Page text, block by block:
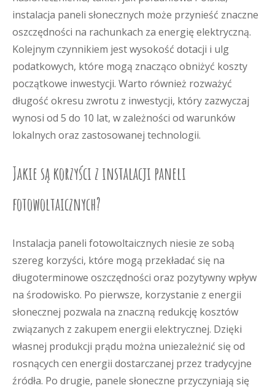
instalacja paneli słonecznych może przynieść znaczne
oszczędności na rachunkach za energię elektryczną.
Kolejnym czynnikiem jest wysokość dotacji i ulg
podatkowych, które mogą znacząco obniżyć koszty
początkowe inwestycji. Warto również rozważyć
długość okresu zwrotu z inwestycji, który zazwyczaj
wynosi od 5 do 10 lat, w zależności od warunków
lokalnych oraz zastosowanej technologii.
Jakie są korzyści z instalacji paneli
fotowoltaicznych?
Instalacja paneli fotowoltaicznych niesie ze sobą
szereg korzyści, które mogą przekładać się na
długoterminowe oszczędności oraz pozytywny wpływ
na środowisko. Po pierwsze, korzystanie z energii
słonecznej pozwala na znaczną redukcję kosztów
związanych z zakupem energii elektrycznej. Dzięki
własnej produkcji prądu można uniezależnić się od
rosnących cen energii dostarczanej przez tradycyjne
źródła. Po drugie, panele słoneczne przyczyniają się